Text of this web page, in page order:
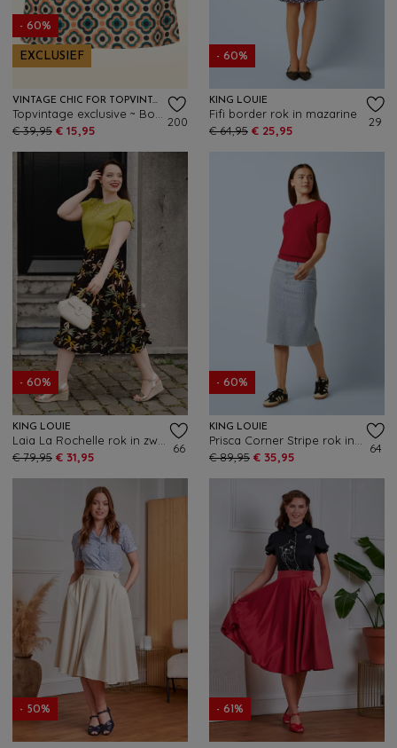
- 60%
EXCLUSIEF
VINTAGE CHIC FOR TOPVINTAGE
€ 39,95 € 15,95
200
- 60%
KING LOUIE
Fifi border rok in mazarine
€ 64,95 € 25,95
29
- 60%
KING LOUIE
€ 79,95 € 31,95
66
- 60%
KING LOUIE
€ 89,95 € 35,95
64
- 50% - 61%